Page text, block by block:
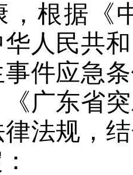
，根据《
人民共
件应急
广东省
法规，